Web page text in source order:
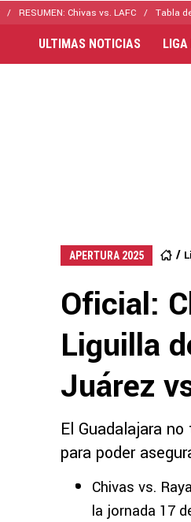
RESUMEN: Chivas vs. LAFC Tabla
ULTIMAS NOTICIAS LIGA
APERTURA 2025
Oficial:
Liguilla
Juárez
El Guadalajara
para poder
Chivas vs.
la jornada 17